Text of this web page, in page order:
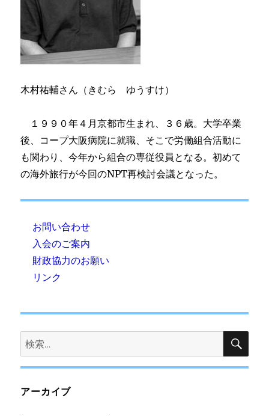
木村祐輔さん（きむら ゆうすけ）
１９９０年４月京都市生まれ、３６歳。大学卒業
後、コープ大阪病院に就職、そこで労働組合活動に
も関わり、今年から組合の専従役員となる。初めて
の海外旅行が今回のNPT再検討会議となった。
お問い合わせ
入会のご案内
財政協力のお願い
リンク
検
索:
検
アーカイブ